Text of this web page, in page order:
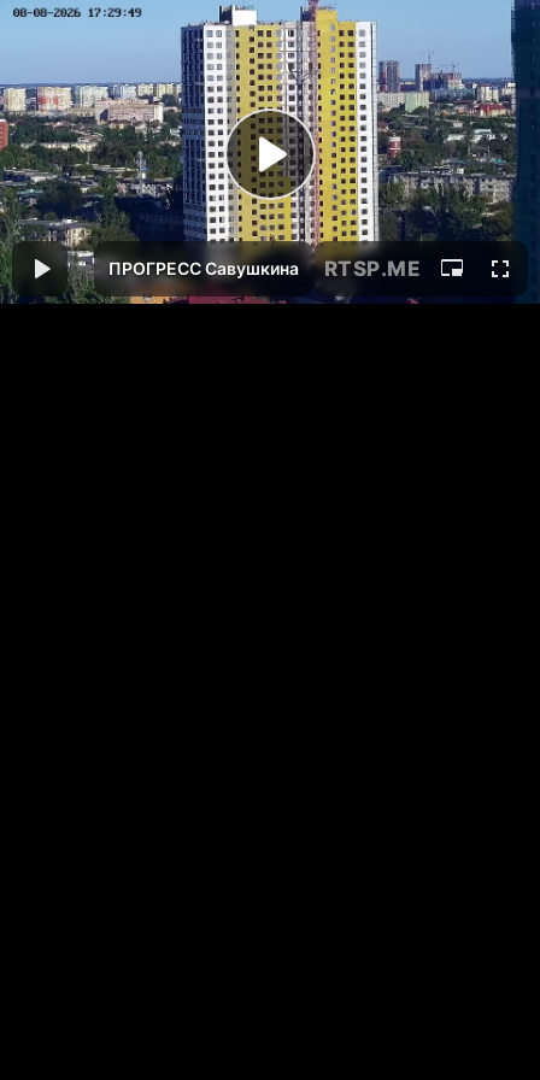
ПРОГРЕСС Савушкина RTSP.ME